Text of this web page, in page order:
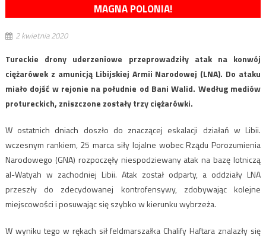
MAGNA POLONIA!
2 kwietnia 2020
Tureckie drony uderzeniowe przeprowadziły atak na konwój
ciężarówek z amunicją Libijskiej Armii Narodowej (LNA). Do ataku
miało dojść w rejonie na południe od Bani Walid. Według mediów
protureckich, zniszczone zostały trzy ciężarówki.
W ostatnich dniach doszło do znaczącej eskalacji działań w Libii.
wczesnym rankiem, 25 marca siły lojalne wobec Rządu Porozumienia
Narodowego (GNA) rozpoczęły niespodziewany atak na bazę lotniczą
al-Watyah w zachodniej Libii. Atak został odparty, a oddziały LNA
przeszły do zdecydowanej kontrofensywy, zdobywając kolejne
miejscowości i posuwając się szybko w kierunku wybrzeża.
W wyniku tego w rękach sił feldmarszałka Chalify Haftara znalazły się